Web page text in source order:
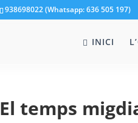
938698022 (Whatsapp: 636 505 197)
INICI
El temps